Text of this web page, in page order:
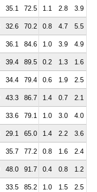
35.1 72.5 1.1 2.8 3.9
32.6 70.2 0.8 4.7 5.5
36.1 84.6 1.0 3.9 4.9
39.4 89.5 0.2 1.3 1.6
34.4 79.4 0.6 1.9 2.5
43.3 86.7 1.4 0.7 2.1
33.6 79.1 1.0 3.0 4.0
29.1 65.0 1.4 2.2 3.6
35.7 77.2 0.8 1.6 2.4
48.0 91.7 0.4 0.8 1.2
33.5 85.2 1.0 1.5 2.5